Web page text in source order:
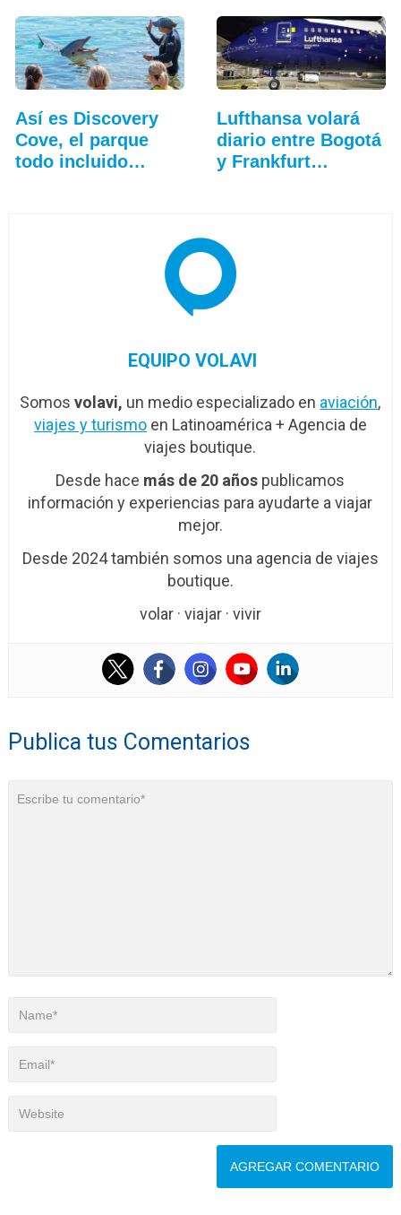
Así es Discovery
Cove, el parque
todo incluido
Lufthansa volará
diario entre Bogotá
y Frankfurt…
EQUIPO VOLAVI
Somosvolavi, un medio especializado en aviación,
viajes y turismoen Latinoamérica + Agencia de
viajes boutique.
Desde hace más de 20 años publicamos
información y experiencias para ayudarte a viajar
mejor.
Desde 2024 también somos una agencia de viajes
boutique.
volar · viajar · vivir
Publica tus Comentarios